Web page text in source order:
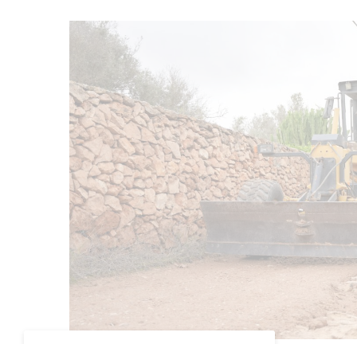
Obteniu més informació sobre el
nostre ús de cookies:política de